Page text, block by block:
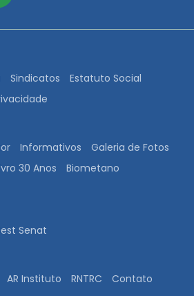
Sindicatos
Estatuto Social
Informativos
Galeria de Fotos
30 Anos
Biometano
Senat
AR Instituto RNTRC Contato